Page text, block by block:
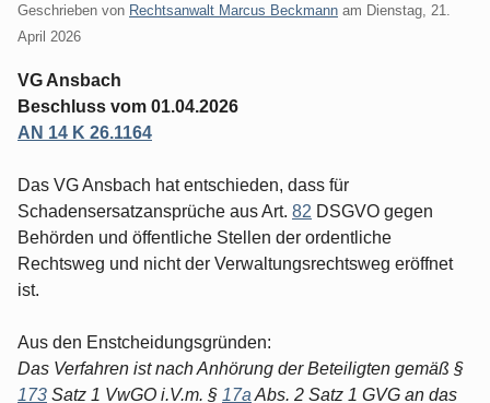
Geschrieben von Rechtsanwalt Marcus Beckmann am Dienstag, 21.
April 2026
VG Ansbach
Beschluss vom 01.04.2026
AN 14 K 26.1164
Das VG Ansbach hat entschieden, dass für
Schadensersatzansprüche aus Art. 82 DSGVO gegen
Behörden und öffentliche Stellen der ordentliche
Rechtsweg und nicht der Verwaltungsrechtsweg eröffnet
ist.
Aus den Enstcheidungsgründen:
Das Verfahren ist nach Anhörung der Beteiligten gemäß §
173 Satz 1 VwGO i.V.m. § 17a Abs. 2 Satz 1 GVG an das